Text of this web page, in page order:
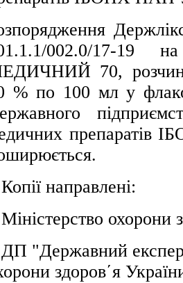
002.0/17-19
70, розчин
% по 100 мл у
препаратів
направлені:
охорони
"Державний
здоров΄я